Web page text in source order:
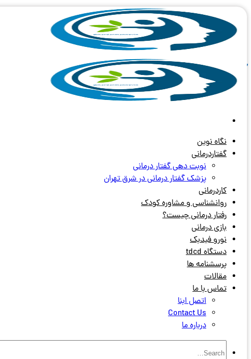
Skip
content
نگاه نوین
گفتاردرمانی
نوبت دهی گفتار درمانی
پزشک گفتار درمانی در شرق تهران
کاردرمانی
روانشناسی و مشاوره کودک
رفتار درمانی چیست؟
بازی درمانی
نورو فیدبک
دستگاه tdcd
پرسشنامه ها
مقالات
تماس با ما
اتصل ابنا
Contact Us
درباره ما
آرشیو برچسب های:وقفه در جریان گفتار